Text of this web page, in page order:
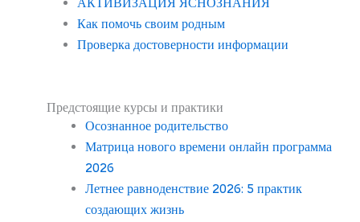
Как помочь своим родным
Проверка достоверности информации
Предстоящие курсы и практики
Осознанное родительство
Матрица нового времени онлайн программа
2026
Летнее равноденствие 2026: 5 практик
создающих жизнь